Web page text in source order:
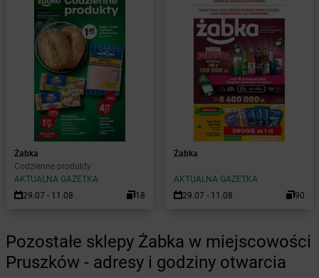
Żabka
Codzienne produkty
AKTUALNA GAZETKA
29.07 - 11.08
18
Żabka
AKTUALNA GAZETKA
29.07 - 11.08
90
Pozostałe sklepy Żabka w miejscowości
Pruszków - adresy i godziny otwarcia